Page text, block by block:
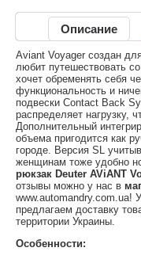
Описание
Aviant Voyager создан
любит путешествовать
хочет обременять себя
функциональность и
подвески Contact Back
распределяет нагрузку,
Дополнительный
объема пригодится как
городе. Версия SL
женщинам тоже удобно
рюкзак Deuter AViANT
отзывы можно у нас в
предлагаем доставку
территории Украины.
Особенности: